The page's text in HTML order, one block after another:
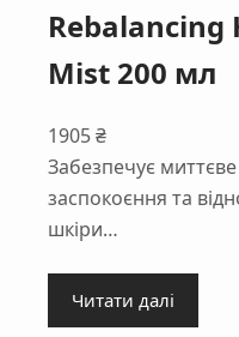
Mist 200 мл
1905₴
Забезпечує
заспокоєння та
шкіри…
Читати далі